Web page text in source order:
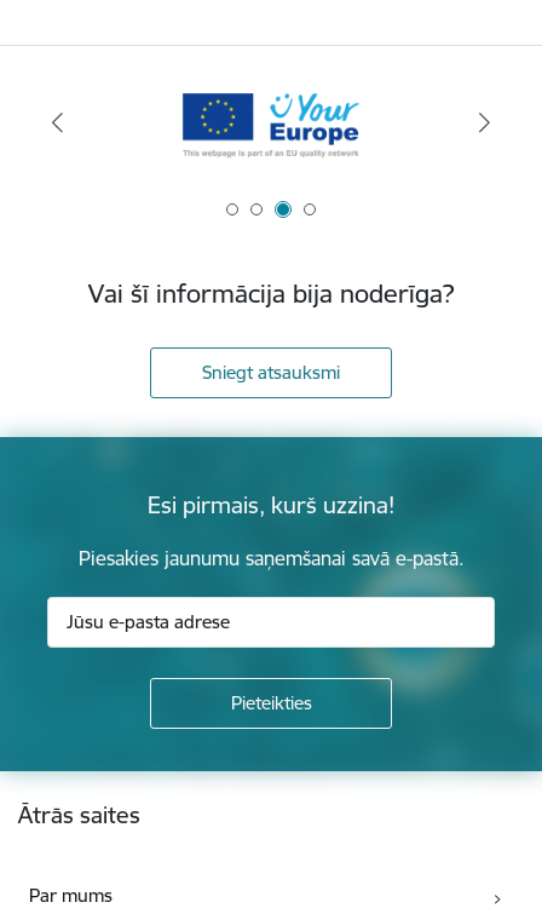
Vai šī informācija bija noderīga?
Sniegt atsauksmi
Esi pirmais, kurš uzzina!
Piesakies jaunumu saņemšanai savā e-pastā.
Kājene
Ātrās saites
Par mums